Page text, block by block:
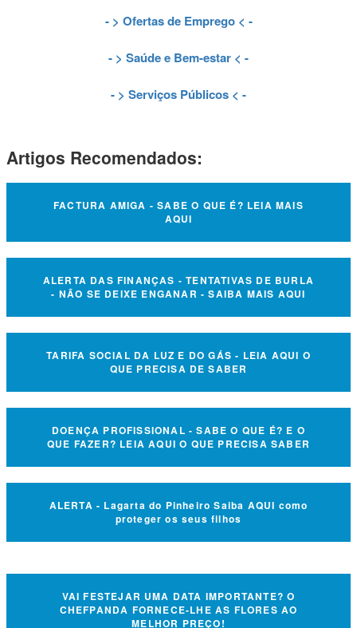
- > Ofertas de Emprego< -
- > Saúde e Bem-estar < -
- > Serviços Públicos < -
Artigos Recomendados:
FACTURA AMIGA - SABE O QUE É? LEIA MAIS
AQUI
ALERTA DAS FINANÇAS - TENTATIVAS DE BURLA
- NÃO SE DEIXE ENGANAR - SAIBA MAIS AQUI
TARIFA SOCIAL DA LUZ E DO GÁS - LEIA AQUI O
QUE PRECISA DE SABER
DOENÇA PROFISSIONAL - SABE O QUE É? E O
QUE FAZER? LEIA AQUI O QUE PRECISA SABER
ALERTA - Lagarta do Pinheiro Saiba AQUI como
proteger os seus filhos
VAI FESTEJAR UMA DATA IMPORTANTE? O
CHEFPANDA FORNECE-LHE AS FLORES AO
MELHOR PREÇO!